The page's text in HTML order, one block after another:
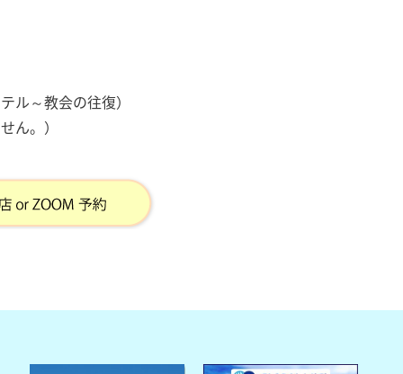
ル～教会の往復）
ん。）